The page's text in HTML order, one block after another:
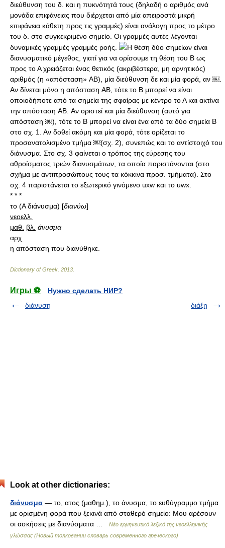
διεύθυνση του δ. και η πυκνότητά τους (δηλαδή ο αριθμός ανά
μονάδα επιφάνειας που διέρχεται από μία απειροστά μικρή
επιφάνεια κάθετη προς τις γραμμές) είναι ανάλογη προς το μέτρο
του δ. στο συγκεκριμένο σημείο. Οι γραμμές αυτές λέγονται
δυναμικές γραμμές γραμμές ροής.
H θέση δύο σημείων είναι
διανυσματικό μέγεθος, γιατί για να ορίσουμε τη θέση του B ως
προς το Α χρειάζεται ένας θετικός (ακριβέστερα, μη αρνητικός)
αριθμός (η «απόσταση» AB), μία διεύθυνση δε και μία φορά, αν ￼.
Αν δίνεται μόνο η απόσταση AB, τότε το B μπορεί να είναι
οποιοδήποτε από τα σημεία της σφαίρας με κέντρο το Α και ακτίνα
την απόσταση AB. Αν οριστεί και μία διεύθυνση (αυτό για
απόσταση ￼), τότε το B μπορεί να είναι ένα από τα δύο σημεία B
στο σχ. 1. Αν δοθεί ακόμη και μία φορά, τότε ορίζεται το
προσανατολισμένο τμήμα ￼(σχ. 2), συνεπώς και το αντίστοιχό του
διάνυσμα. Στο σχ. 3 φαίνεται ο τρόπος της εύρεσης του
αθροίσματος τριών διανυσμάτων, τα οποία παριστάνονται (στο
σχήμα με αντιπροσώπους τους τα κόκκινα προσ. τμήματα). Στο
σχ. 4 παριστάνεται το εξωτερικό γινόμενο uxw και το uwx.
* * *
το (Α διάνυσμα) [διανύω]
νεοελλ.
μαθ.
βλ. άνυσμα
αρχ.
η απόσταση που διανύθηκε.
Dictionary of Greek 2013
Игры ⚽
Нужно сделать НИР?
διάνυση
διάξη
Look at other dictionaries:
διάνυσμα — το, ατος (μαθημ.), το άνυσμα, το ευθύγραμμο τμήμα
με ορισμένη φορά που ξεκινά από σταθερό σημείο: Μου αρέσουν
οι ασκήσεις με διανύσματα …
Νέο ερμηνευτικό λεξικό της νεοελληνικής
γλώσσας (Новый толковании словарь современного греческого)